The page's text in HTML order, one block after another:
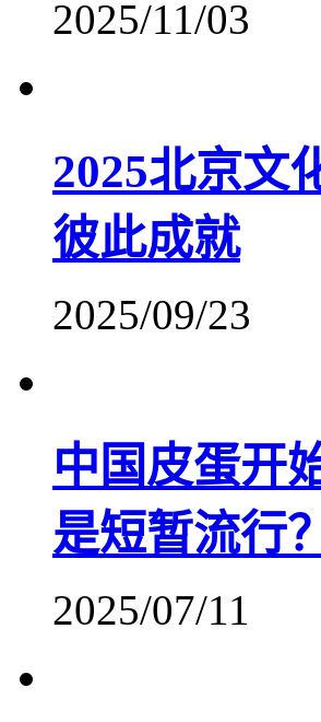
2025/11/03
2025北京文
彼此成就
2025/09/23
中国皮蛋开
是短暂流行？
2025/07/11